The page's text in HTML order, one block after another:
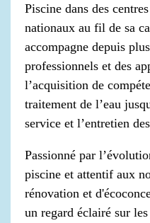
Piscine dans des
nationaux au fil de sa
accompagne depuis
professionnels et des
l’acquisition de
traitement de l’eau
service et l’entretien
Passionné par
piscine et attentif aux
rénovation et
un regard éclairé sur